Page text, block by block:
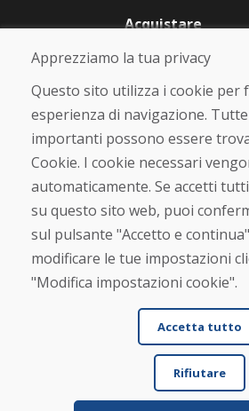
Acquistare
Negozio online
Termini e condizioni
Spedizione e
Reso e cambio merce
Protezione dei dati
Cookies
Verificato dai
★★★★
© DOMIVOSPORT 2026, tutti i
Apprezziamo la tua privacy
Questo sito utilizza i cookie
esperienza di navigazione.
importanti possono essere
Cookie. I cookie necessari
automaticamente. Se accetti
su questo sito web, puoi
sul pulsante "Accetto e
modificare le tue impostazioni
"Modifica impostazioni cookie".
Accetta tutto
Rifiutare